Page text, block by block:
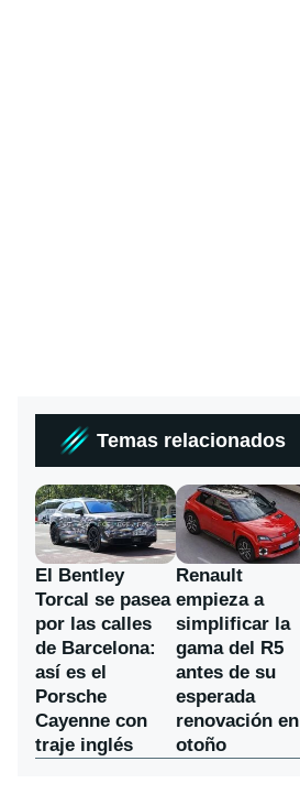
Temas relacionados
El Bentley
Torcal se pasea
por las calles
de Barcelona:
así es el
Porsche
Cayenne con
traje inglés
Renault
empieza a
simplificar la
gama del R5
antes de su
esperada
renovación en
otoño